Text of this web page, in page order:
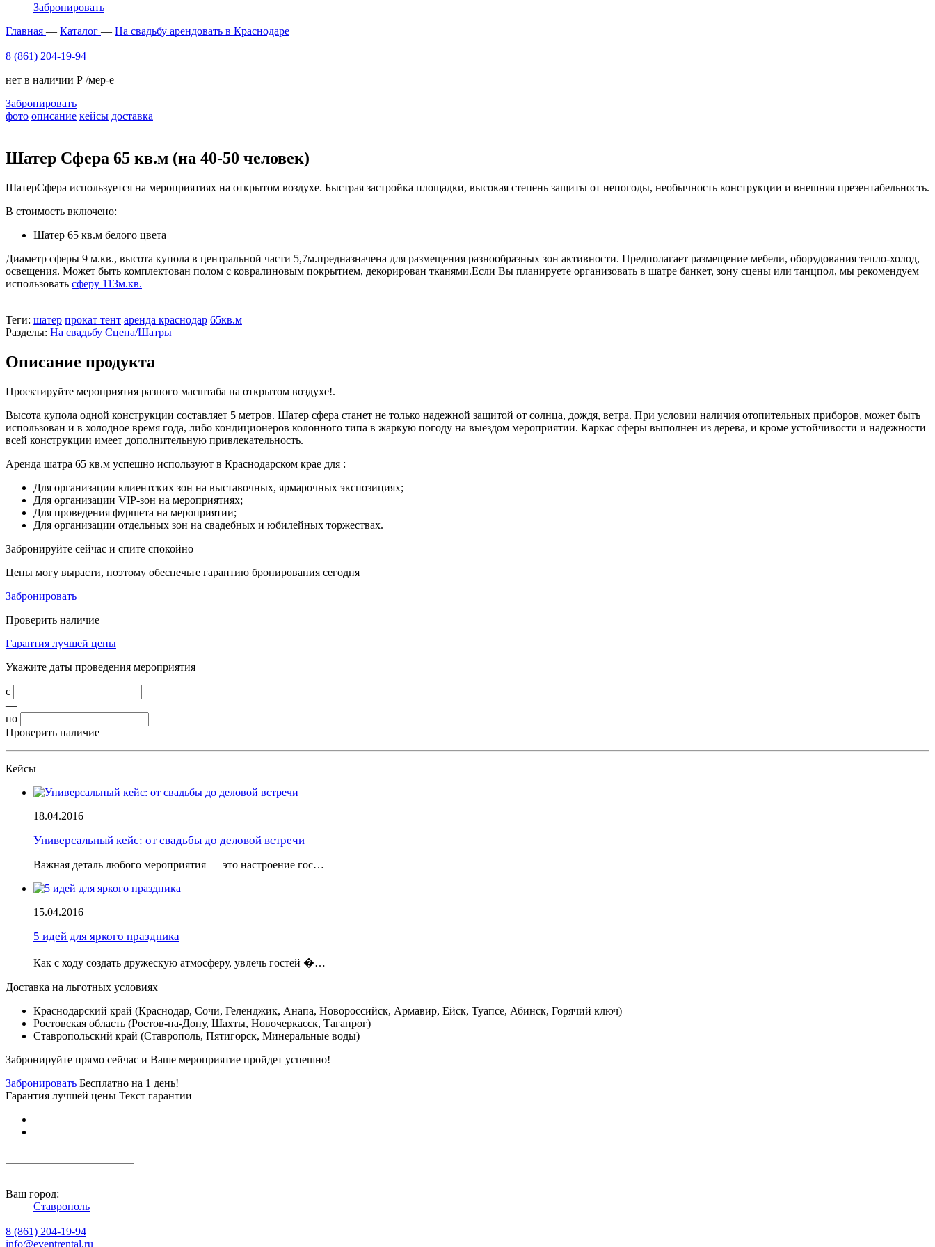
Забронировать
Главная — Каталог — На свадьбу арендовать в Краснодаре
8 (861) 204-19-94
нет в наличии Р /мер-е
Забронировать
фото описание кейсы доставка
Шатер Сфера 65 кв.м (на 40-50 человек)
ШатерСфера используется на мероприятиях на открытом воздухе. Быстрая застройка площадки, высокая степень защиты от непогоды, необычность конструкции и внешняя презентабельность.
В стоимость включено:
Шатер 65 кв.м белого цвета
Диаметр сферы 9 м.кв., высота купола в центральной части 5,7м.предназначена для размещения разнообразных зон активности. Предполагает размещение мебели, оборудования тепло-холод,
освещения. Может быть комплектован полом с ковралиновым покрытием, декорирован тканями.Если Вы планируете организовать в шатре банкет, зону сцены или танцпол, мы рекомендуем
использовать сферу 113м.кв.
Теги: шатер прокат тент аренда краснодар 65кв.м
Разделы: На свадьбу Сцена/Шатры
Описание продукта
Проектируйте мероприятия разного масштаба на открытом воздухе!.
Высота купола одной конструкции составляет 5 метров. Шатер сфера станет не только надежной защитой от солнца, дождя, ветра. При условии наличия отопительных приборов, может быть
использован и в холодное время года, либо кондиционеров колонного типа в жаркую погоду на выездом мероприятии. Каркас сферы выполнен из дерева, и кроме устойчивости и надежности
всей конструкции имеет дополнительную привлекательность.
Аренда шатра 65 кв.м успешно используют в Краснодарском крае для :
Для организации клиентских зон на выставочных, ярмарочных экспозициях;
Для организации VIP-зон на мероприятиях;
Для проведения фуршета на мероприятии;
Для организации отдельных зон на свадебных и юбилейных торжествах.
Забронируйте сейчас и спите спокойно
Цены могу вырасти, поэтому обеспечьте гарантию бронирования сегодня
Забронировать
Проверить наличие
Гарантия лучшей цены
Укажите даты проведения мероприятия
с
—
по
Проверить наличие
Кейсы
18.04.2016
Универсальный кейс: от свадьбы до деловой встречи
Важная деталь любого мероприятия — это настроение гос…
15.04.2016
5 идей для яркого праздника
Как с ходу создать дружескую атмосферу, увлечь гостей �…
Доставка на льготных условиях
Краснодарский край (Краснодар, Сочи, Геленджик, Анапа, Новороссийск, Армавир, Ейск, Туапсе, Абинск, Горячий ключ)
Ростовская область (Ростов-на-Дону, Шахты, Новочеркасск, Таганрог)
Ставропольский край (Ставрополь, Пятигорск, Минеральные воды)
Забронируйте прямо сейчас и Ваше мероприятие пройдет успешно!
Забронировать Бесплатно на 1 день!
Гарантия лучшей цены Текст гарантии
Ваш город:
Ставрополь
8 (861) 204-19-94
info@eventrental.ru